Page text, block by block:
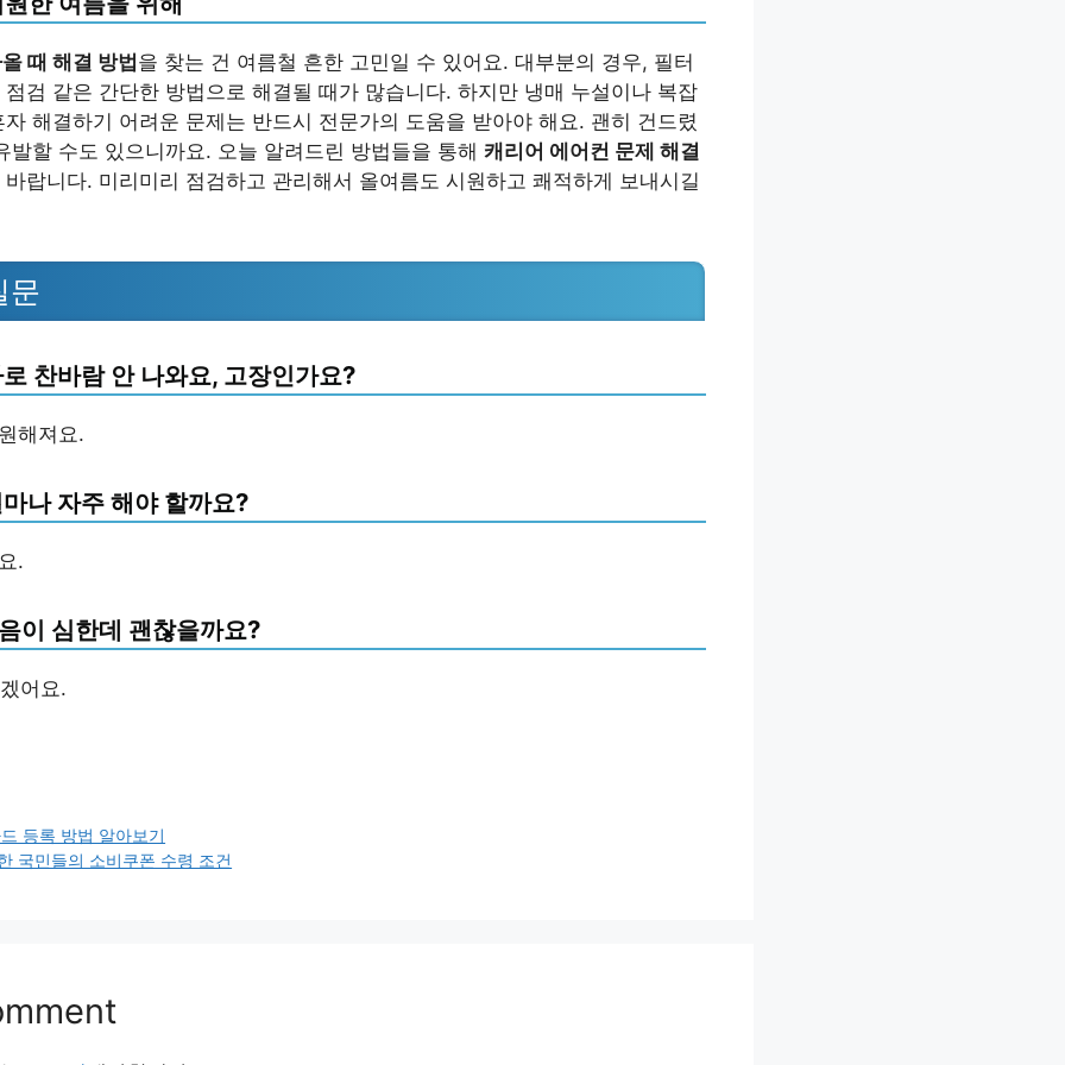
때 해결 방법을 찾는 건 여름철 흔한 고민일 수 있어요. 대부분의 경우, 필터
검 같은 간단한 방법으로 해결될 때가 많습니다. 하지만 냉매 누설이나 복잡
해결하기 어려운 문제는 반드시 전문가의 도움을 받아야 해요. 괜히 건드렸
발할 수도 있으니까요. 오늘 알려드린 방법들을 통해 캐리어 에어컨 문제 해결
랍니다. 미리미리 점검하고 관리해서 올여름도 시원하고 쾌적하게 보내시길
문
찬바람 안 나와요, 고장인가요?
해져요.
나 자주 해야 할까요?
.
이 심한데 괜찮을까요?
어요.
등록 방법 알아보기
국민들의 소비쿠폰 수령 조건